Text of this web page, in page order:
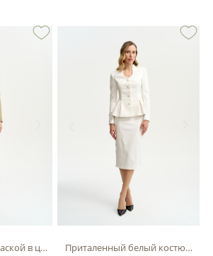
Костюм -двойка с баской в цвете фисташкаПриталенный белый костюм-